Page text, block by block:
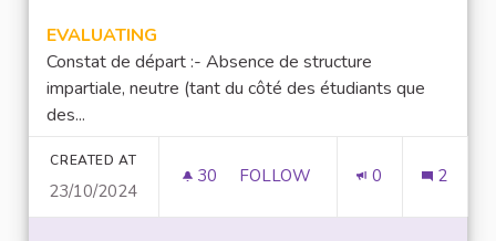
EVALUATING
Constat de départ :- Absence de structure
impartiale, neutre (tant du côté des étudiants que
des...
CREATED AT
23/10/2024
30 30 FOLLOWERS
FOLLOW 0 2